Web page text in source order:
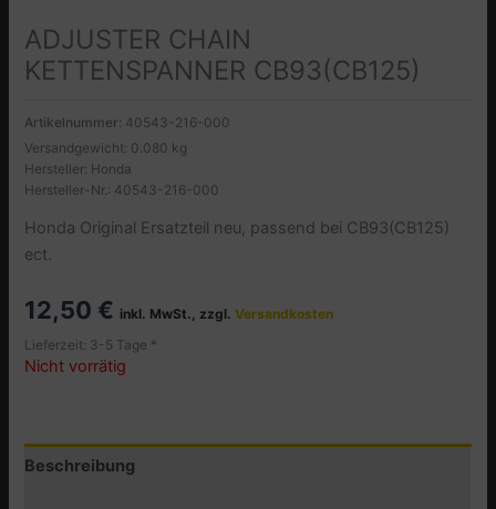
ADJUSTER CHAIN
KETTENSPANNER CB93(CB125)
Artikelnummer: 40543-216-000
Versandgewicht: 0.080 kg
Hersteller: Honda
Hersteller-Nr.: 40543-216-000
Honda Original Ersatzteil neu, passend bei CB93(CB125)
ect.
12,50 € inkl. MwSt., zzgl.Versandkosten
Lieferzeit: 3-5 Tage *
Nicht vorrätig
Beschreibung